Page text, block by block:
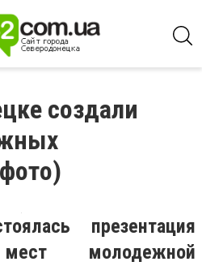
создали
презентация
молодежной